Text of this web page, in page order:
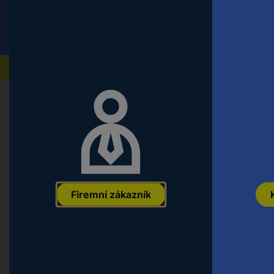
Firemní zákazník
Auto, volný čas a domácnost
Blaupunkt adaptér pro
zesílením signálu 2006017472609
4260499850548 Označení výrobce: